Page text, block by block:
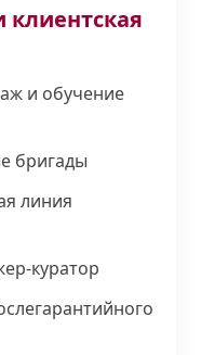
клиентская
и обучение
бригады
линия
куратор